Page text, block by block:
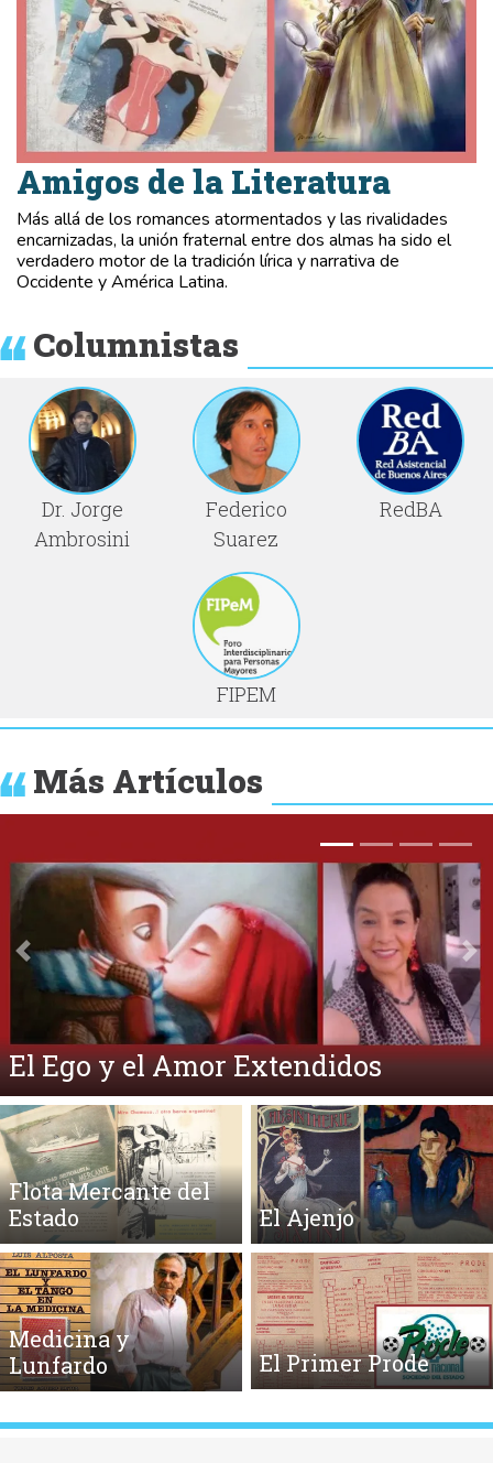
Amigos de la Literatura
Más allá de los romances atormentados y las rivalidades
encarnizadas, la unión fraternal entre dos almas ha sido el
verdadero motor de la tradición lírica y narrativa de
Occidente y América Latina.
Columnistas
Dr. Jorge
Ambrosini
Federico
Suarez
RedBA
FIPEM
Más Artículos
¿Qué es la Ecpatía?
Anterior
Flota Mercante del
Estado
El Ajenjo
Medicina y
Lunfardo
El Primer Prode